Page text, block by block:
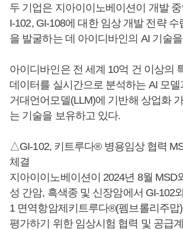
두 기업은 지아이이노베이션이 개발
I-102, GI-108에 대한 임상 개발 전략
을 발굴하는 데 아이디바인의 AI 기술
아이디바인은 전 세계 10억 건 이상의
데이터를 실시간으로 분석하는 AI 모
거대언어모델(LLM)에 기반해 상업화
는 기술을 보유하고 있다.
△GI-102, 키트루다® 병용임상 협력
체결
지아이이노베이션이 2024년 8월 MSD
성 간암, 흑색종 및 신장암에서 GI-102
1 면역항암제키트루다®(펨브롤리주맙
평가하기 위한 임상시험 협력 및 공급